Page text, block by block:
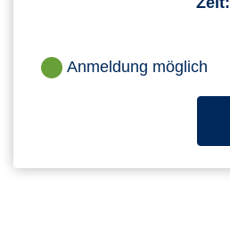
Anmeldung möglich